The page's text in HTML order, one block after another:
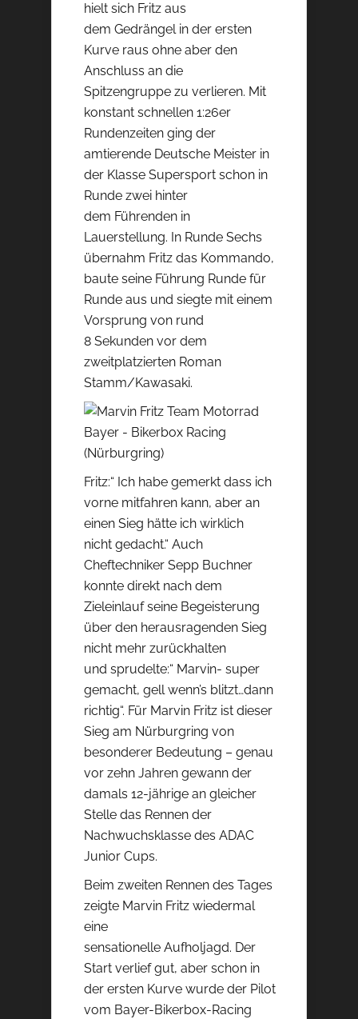
hielt sich Fritz aus
dem Gedrängel in der ersten
Kurve raus ohne aber den
Anschluss an die
Spitzengruppe zu verlieren. Mit
konstant schnellen 1:26er
Rundenzeiten ging der
amtierende Deutsche Meister in
der Klasse Supersport schon in
Runde zwei hinter
dem Führenden in
Lauerstellung. In Runde Sechs
übernahm Fritz das Kommando,
baute seine Führung Runde für
Runde aus und siegte mit einem
Vorsprung von rund
8 Sekunden vor dem
zweitplatzierten Roman
Stamm/Kawasaki.
Fritz:“ Ich habe gemerkt dass ich
vorne mitfahren kann, aber an
einen Sieg hätte ich wirklich
nicht gedacht.“ Auch
Cheftechniker Sepp Buchner
konnte direkt nach dem
Zieleinlauf seine Begeisterung
über den herausragenden Sieg
nicht mehr zurückhalten
und sprudelte:“ Marvin- super
gemacht, gell wenn’s blitzt…dann
richtig“. Für Marvin Fritz ist dieser
Sieg am Nürburgring von
besonderer Bedeutung – genau
vor zehn Jahren gewann der
damals 12-jährige an gleicher
Stelle das Rennen der
Nachwuchsklasse des ADAC
Junior Cups.
Beim zweiten Rennen des Tages
zeigte Marvin Fritz wiedermal
eine
sensationelle Aufholjagd. Der
Start verlief gut, aber schon in
der ersten Kurve wurde der Pilot
vom Bayer-Bikerbox-Racing